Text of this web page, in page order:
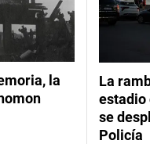
la
La
estadio
se
Policía